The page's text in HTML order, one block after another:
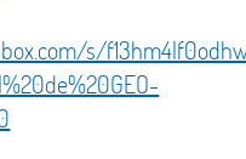
s/